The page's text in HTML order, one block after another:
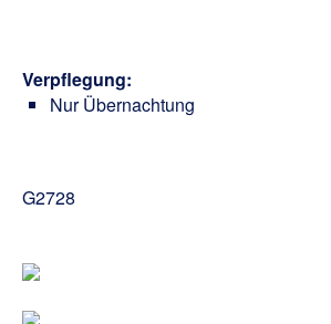
Verpflegung:
Nur Übernachtung
G2728